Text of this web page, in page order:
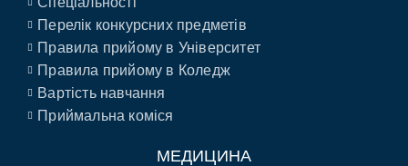
Перелік конкурсних предметів
Правила прийому в Університет
Правила прийому в Коледж
Вартість навчання
Приймальна коміся
МЕДИЦИНА